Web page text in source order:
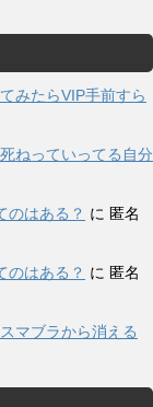
みたらVIP手前すら
ねっていってる自分
のはある？ に 匿名
のはある？ に 匿名
マブラから消える